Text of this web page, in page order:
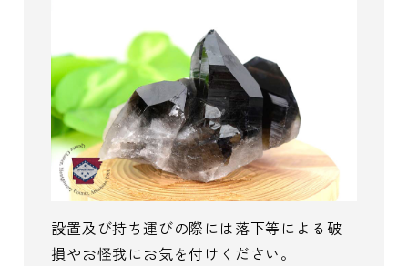
設置及び持ち運びの際には落下等による破
損やお怪我にお気を付けください。